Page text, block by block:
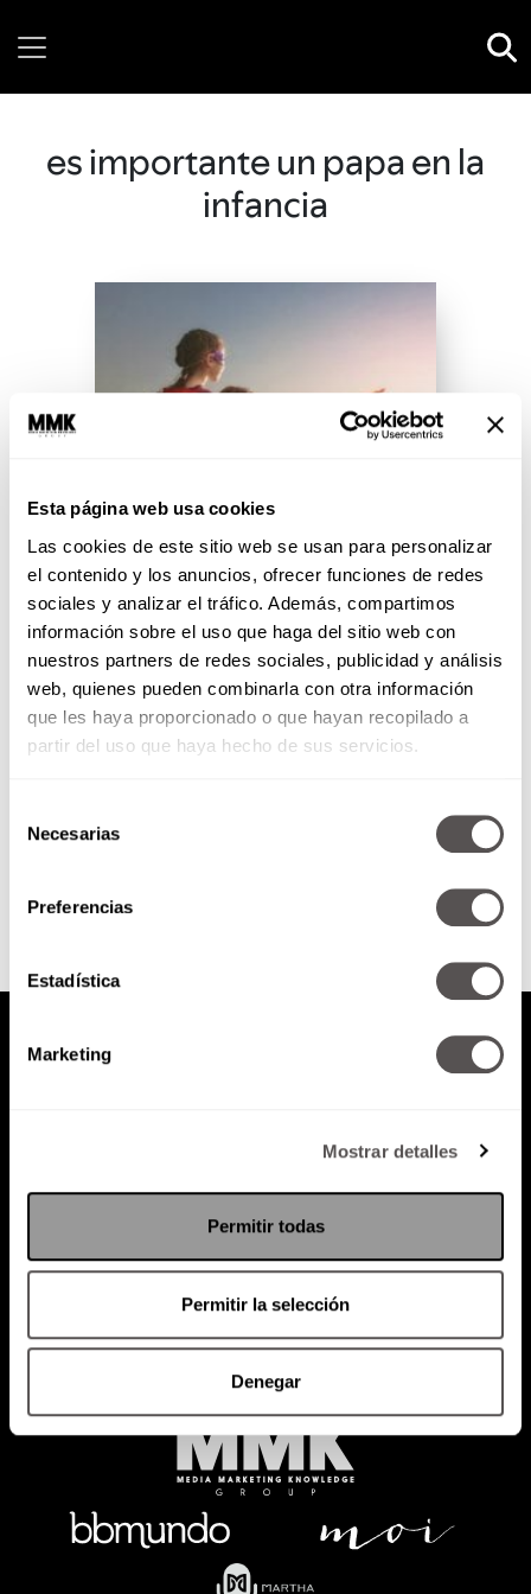
Esta página web usa cookies
Las cookies de este sitio web se usan para personalizar
el contenido y los anuncios, ofrecer funciones de redes
sociales y analizar el tráfico. Además, compartimos
información sobre el uso que haga del sitio web con
nuestros partners de redes sociales, publicidad y análisis
web, quienes pueden combinarla con otra información
que les haya proporcionado o que hayan recopilado a
partir del uso que haya hecho de sus servicios.
Necesarias
Preferencias
Estadística
Marketing
Mostrar detalles
Permitir todas
Permitir la selección
Denegar
es importante un papa en la
infancia
Súper papás: La importancia de
papá en la infancia
¿Ustedes qué creen que sea lo
que les hace falta para ser súper
papás? Escuchen y apliquen lo
Política de Privacidad
RADIO MARTHA